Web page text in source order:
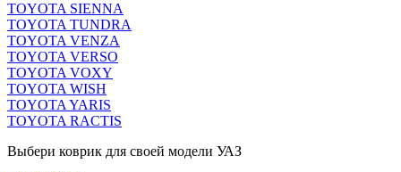
TOYOTA SIENNA
TOYOTA TUNDRA
TOYOTA VENZA
TOYOTA VERSO
TOYOTA VOXY
TOYOTA WISH
TOYOTA YARIS
TOYOTA RACTIS
Выбери коврик для своей модели УАЗ